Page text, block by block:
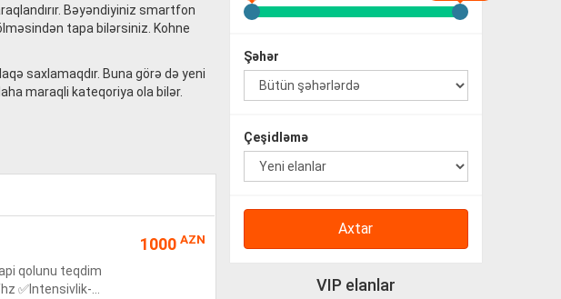
Şəhər
Çeşidləmə
Axtar
VIP elanlar
Bəyəndiyiniz smartfon
tapa bilərsiniz. Kohne
saxlamaqdır. Buna görə də yeni
maraqli kateqoriya ola bilər.
qolunu teqdim
✅Intensivlik-5
1000 AZN